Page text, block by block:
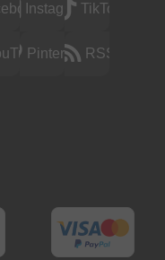
InstagramTikTok
Pinterest RSS